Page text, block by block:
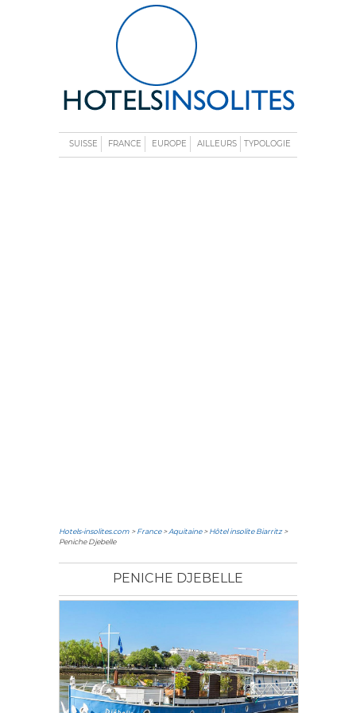
SUISSE FRANCE EUROPE AILLEURS TYPOLOGIE
Hotels-insolites.com >France>Aquitaine>Hôtel insolite Biarritz>
Peniche Djebelle
PENICHE DJEBELLE